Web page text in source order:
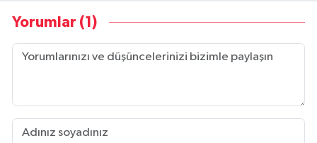
Yorumlar (1)